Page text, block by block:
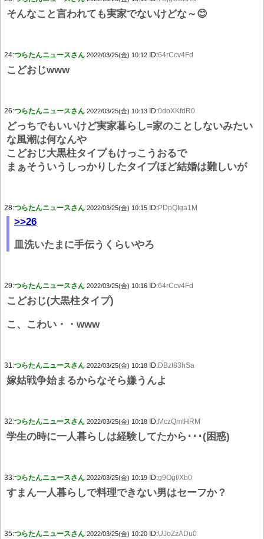
そんなこと言われても実家でないけどな～😊
24:つらたんニュースさん 2022/03/25(金) 10:12 ID:64rCcv4Fd
こどおじwww
26:つらたんニュースさん 2022/03/25(金) 10:13 ID:0doXKfdR0
どっちでもいいけど実家暮らし=家のことしないみたい
な風潮は何なんや
こどおじ大黒柱タイプもけっこうおるで
まぁそういうしっかりしたタイプほど結婚は難しいが
28:つらたんニュースさん 2022/03/25(金) 10:15 ID:PDpQIga1M
>>26
皿洗いたまに手伝うくらいやろ
29:つらたんニュースさん 2022/03/25(金) 10:16 ID:64rCcv4Fd
こどおじ(大黒柱タイプ)
こ、こわい・・www
31:つらたんニュースさん 2022/03/25(金) 10:18 ID:DBzl83hSa
嫁姑戦争始まるからなそら嫌うんよ
32:つらたんニュースさん 2022/03/25(金) 10:18 ID:MczQmtHRM
学生の時に一人暮らしは経験してたから･･･(困惑)
33:つらたんニュースさん 2022/03/25(金) 10:19 ID:g9Ogf/Xb0
すまん一人暮らしで料理できない男はセーフか？
35:つらたんニュースさん 2022/03/25(金) 10:20 ID:UJoZzADu0